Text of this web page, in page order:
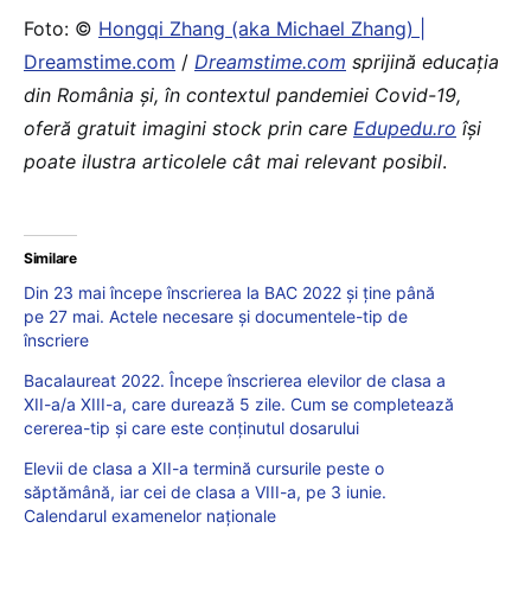
Foto: © Hongqi Zhang (aka Michael Zhang) |
Dreamstime.com / Dreamstime.com sprijină educaţia
din România şi, în contextul pandemiei Covid-19,
oferă gratuit imagini stock prin care Edupedu.ro îşi
poate ilustra articolele cât mai relevant posibil.
Similare
Din 23 mai începe înscrierea la BAC 2022 și ține până
pe 27 mai. Actele necesare și documentele-tip de
înscriere
Bacalaureat 2022. Începe înscrierea elevilor de clasa a
XII-a/a XIII-a, care durează 5 zile. Cum se completează
cererea-tip și care este conținutul dosarului
Elevii de clasa a XII-a termină cursurile peste o
săptămână, iar cei de clasa a VIII-a, pe 3 iunie.
Calendarul examenelor naționale